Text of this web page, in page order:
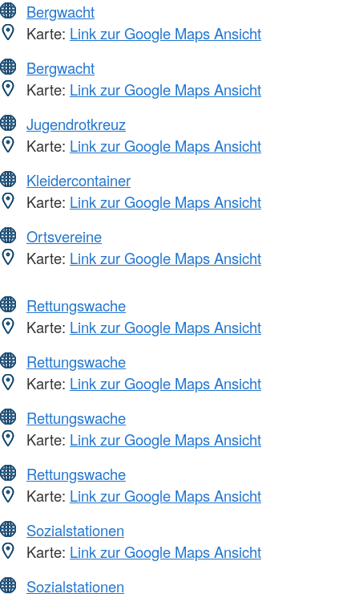
Bergwacht
Karte: Link zur Google Maps Ansicht
Bergwacht
Karte: Link zur Google Maps Ansicht
Jugendrotkreuz
Karte: Link zur Google Maps Ansicht
Kleidercontainer
Karte: Link zur Google Maps Ansicht
Ortsvereine
Karte: Link zur Google Maps Ansicht
Rettungswache
Karte: Link zur Google Maps Ansicht
Rettungswache
Karte: Link zur Google Maps Ansicht
Rettungswache
Karte: Link zur Google Maps Ansicht
Rettungswache
Karte: Link zur Google Maps Ansicht
Sozialstationen
Karte: Link zur Google Maps Ansicht
Sozialstationen